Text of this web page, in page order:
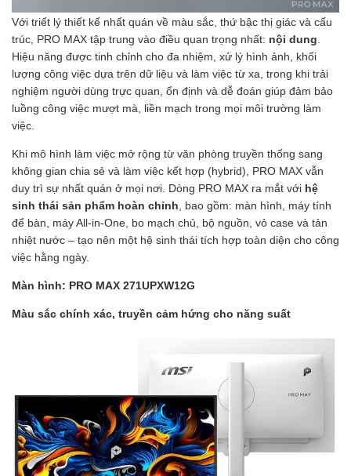
Với triết lý thiết kế nhất quán về màu sắc, thứ bậc thị giác và cấu
trúc, PRO MAX tập trung vào điều quan trọng nhất: nội dung
Hiệu năng được tinh chỉnh cho đa nhiệm, xử lý hình ảnh, khối
lượng công việc dựa trên dữ liệu và làm việc từ xa, trong khi trải
nghiệm người dùng trực quan, ổn định và dễ đoán giúp đảm bảo
luồng công việc mượt mà, liền mạch trong mọi môi trường làm
việc.
Khi mô hình làm việc mở rộng từ văn phòng truyền thống sang
không gian chia sẻ và làm việc kết hợp (hybrid), PRO MAX vẫn
duy trì sự nhất quán ở mọi nơi. Dòng PRO MAX ra mắt với hệ
sinh thái sản phẩm hoàn chỉnh , bao gồm: màn hình, máy tính
để bàn, máy All-in-One, bo mạch chủ, bộ nguồn, vỏ case và tản
nhiệt nước – tạo nên một hệ sinh thái tích hợp toàn diện cho công
việc hằng ngày.
Màn hình: PRO MAX 271UPXW12G
Màu sắc chính xác, truyền cảm hứng cho năng suất